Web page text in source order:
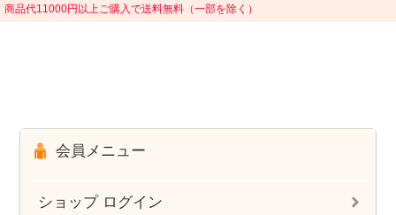
商品代11000円以上ご購入で送料無料（一部を除く）
会員メニュー
ショップ ログイン